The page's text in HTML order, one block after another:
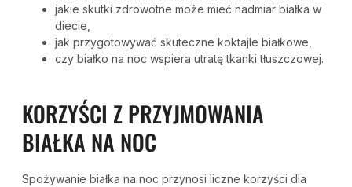
jakie skutki zdrowotne może mieć nadmiar białka w
diecie,
jak przygotowywać skuteczne koktajle białkowe,
czy białko na noc wspiera utratę tkanki tłuszczowej.
KORZYŚCI Z PRZYJMOWANIA
BIAŁKA NA NOC
Spożywanie białka na noc przynosi liczne korzyści dla